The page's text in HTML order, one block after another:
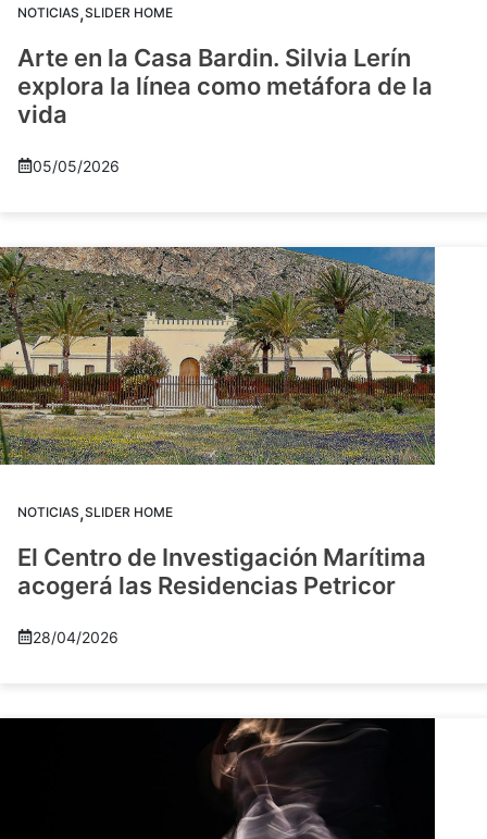
NOTICIAS,SLIDER HOME
Arte en la Casa Bardin. Silvia Lerín
explora la línea como metáfora de la
vida
05/05/2026
NOTICIAS,SLIDER HOME
El Centro de Investigación Marítima
acogerá las Residencias Petricor
28/04/2026